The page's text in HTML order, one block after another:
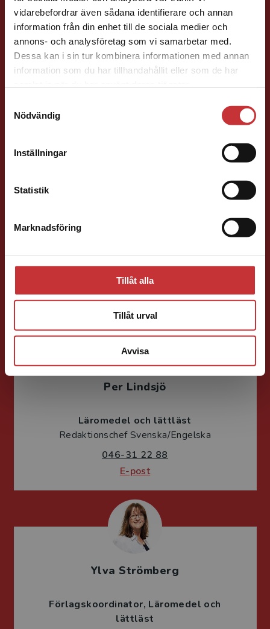
vidarebefordrar även sådana identifierare och annan
information från din enhet till de sociala medier och
annons- och analysföretag som vi samarbetar med.
Dessa kan i sin tur kombinera informationen med annan
information som du har tillhandahållit eller som de har
Nödvändig
Inställningar
Statistik
Marknadsföring
Tillåt alla
Tillåt urval
Avvisa
Begränsad fraktregion
Det verkar som att du besöker
studentlitteratur.se via en enhet utanför Sverige.
Vi erbjuder inte leveranser utanför Sverige. För
att kunna slutföra ett köp måste
Läromedelsutvecklare Läromedel och
lättläst
SO
046-31 21 81
E-post
Läromedelsutvecklare
Läromedel och
E-post
Per Lindsjö
Läromedel och lättläst
Redaktionschef Svenska/Engelska
046-31 22 88
E-post
Ylva Strömberg
Förlagskoordinator Läromedel och
lättläst